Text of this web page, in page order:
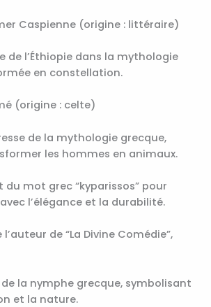
Caspienne (origine : littéraire)
de l’Éthiopie dans la mythologie
en constellation.
(origine : celte)
de la mythologie grecque,
les hommes en animaux.
du mot grec “kyparissos” pour
avec l’élégance et la durabilité.
l’auteur de “La Divine Comédie”,
la nymphe grecque, symbolisant
et la nature.